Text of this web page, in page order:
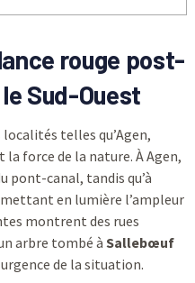
rouge post-
Sud-Ouest
localités telles qu’Agen,
force de la nature. À Agen,
pont-canal, tandis qu’à
en lumière l’ampleur
montrent des rues
arbre tombé à Sallebœuf
de la situation.